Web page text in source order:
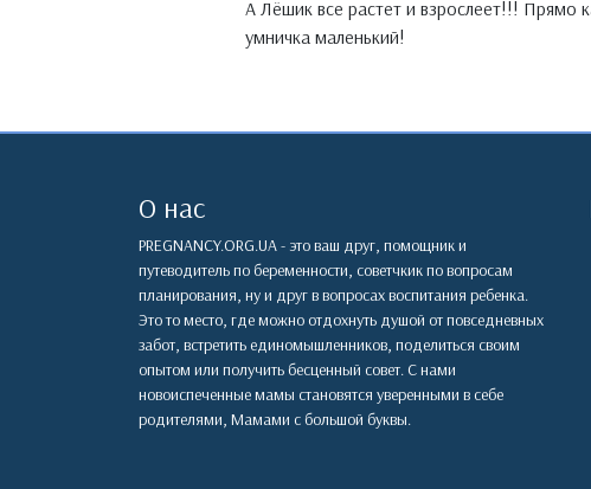
А Лёшик все растет и взрослеет!!!
умничка маленький!
О нас
PREGNANCY.ORG.UA - это ваш друг, помощник и
путеводитель по беременности, советчкик по вопросам
планирования, ну и друг в вопросах воспитания ребенка.
Это то место, где можно отдохнуть душой от повседневных
забот, встретить единомышленников, поделиться своим
опытом или получить бесценный совет. С нами
новоиспеченные мамы становятся уверенными в себе
родителями, Мамами с большой буквы.